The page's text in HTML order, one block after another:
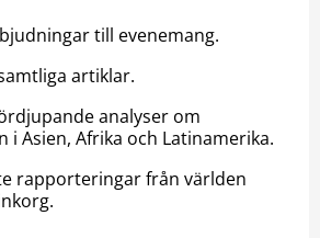
till evenemang.
artiklar.
analyser om
i Asien, Afrika och Latinamerika.
rapporteringar från världen